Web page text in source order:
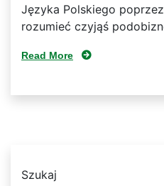
Języka Polskiego
rozumieć czyjąś
Read More
Szukaj